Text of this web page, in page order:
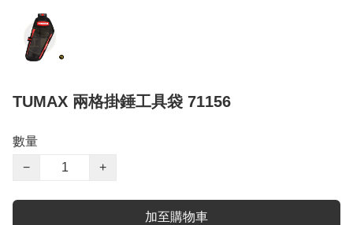
TUMAX 兩格掛錘工具袋 71156
數量
−
+
加至購物車